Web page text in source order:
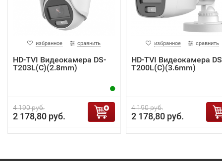
избранное сравнить
HD-TVI Видеокамера DS-
T203L(C)(2.8mm)
4 190 руб.
2 178,80 руб.
избранное сравнить
HD-TVI Видеокамера
T200L(C)(3.6mm)
4 190 руб.
2 178,80 руб.